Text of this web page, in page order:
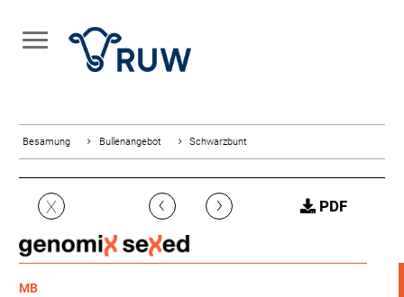
Besamung Bullenangebot Schwarzbunt
X ‹ › PDF
MB